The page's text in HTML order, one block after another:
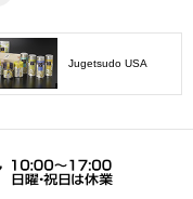
Jugetsudo USA